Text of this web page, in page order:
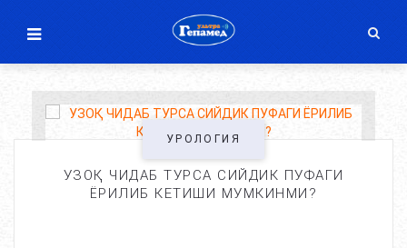
УРОЛОГИЯ
УЗОҚ ЧИДАБ ТУРСА СИЙДИК ПУФАГИ
ЁРИЛИБ КЕТИШИ МУМКИНМИ?